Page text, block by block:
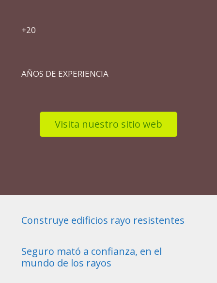
+20
AÑOS DE EXPERIENCIA
Visita nuestro sitio web
Construye edificios rayo resistentes
Seguro mató a confianza, en el
mundo de los rayos